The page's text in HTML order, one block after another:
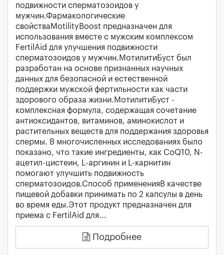
подвижности сперматозоидов у
мужчин.Фармакологические
свойстваMotilityBoost предназначен для
использования вместе с мужским комплексом
FertilAid для улучшения подвижности
сперматозоидов у мужчин.МотилитиБуст был
разработан на основе признанных научных
данных для безопасной и естественной
поддержки мужской фертильности как части
здорового образа жизни.МотилитиБуст -
комплексная формула, содержащая сочетание
антиоксидантов, витаминов, аминокислот и
растительных веществ для поддержания здоровья
спермы. В многочисленных исследованиях было
показано, что такие ингредиенты, как CoQ10, N-
ацетил-цистеин, L-аргинин и L-карнитин
помогают улучшить подвижность
сперматозоидов.Способ примененияВ качестве
пищевой добавки принимать по 2 капсулы в день
во время еды.Этот продукт предназначен для
приема с FertilAid для...
Подробнее